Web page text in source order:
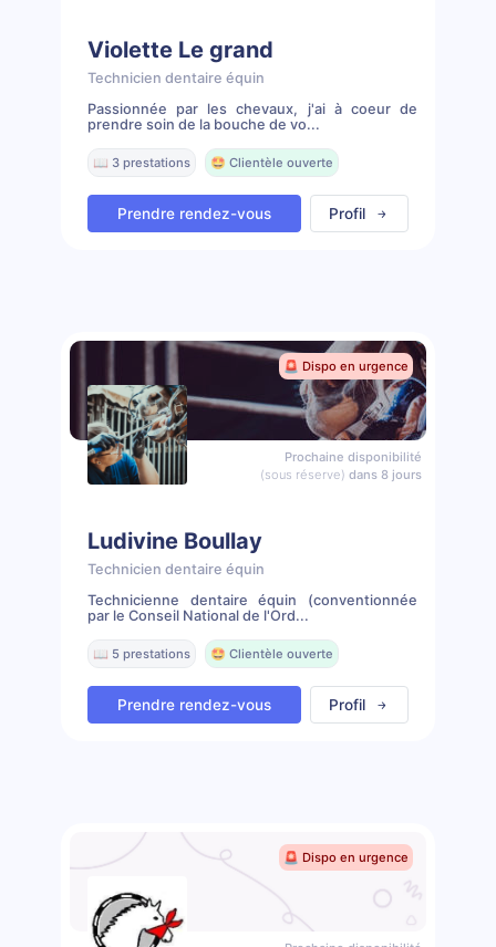
Violette Le grand
Technicien dentaire équin
Passionnée par les chevaux, j'ai à coeur de
prendre soin de la bouche de vo...
📖 3 prestations 🤩 Clientèle ouverte
Prendre rendez-vous Profil
🚨 Dispo en urgence
Prochaine disponibilité
(sous réserve) dans 8 jours
Ludivine Boullay
Technicien dentaire équin
Technicienne dentaire équin (conventionnée
par le Conseil National de l'Ord...
📖 5 prestations 🤩 Clientèle ouverte
Prendre rendez-vous Profil
🚨 Dispo en urgence